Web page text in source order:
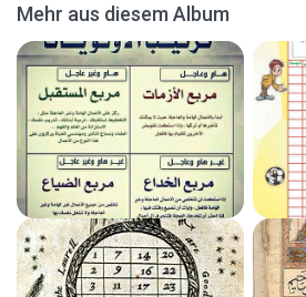
Mehr aus diesem Album